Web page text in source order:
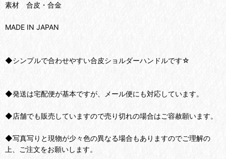
素材 合皮・合金
MADE IN JAPAN
◆シンプルで合わせやすい合皮ショルダーハンドルです☆
◆発送は宅配便が基本ですが、メール便にも対応しています。
◆店舗でも販売していますので売り切れの場合はご容赦願います。
◆写真写りと現物が少々色の異なる場合もありますのでご理解の
上、ご注文をお願いします。